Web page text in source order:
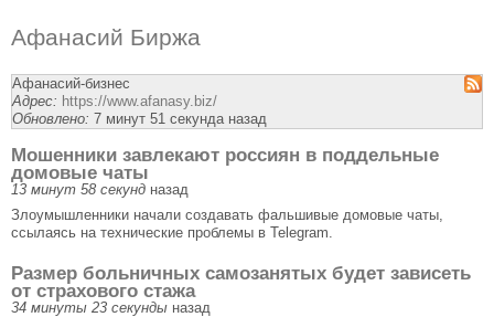
Афанасий Биржа
Афанасий-бизнес
Адрес: https://www.afanasy.biz/
Обновлено: 7 минут 51 секунда назад
Мошенники завлекают россиян в поддельные
домовые чаты
13 минут 58 секунд назад
Злоумышленники начали создавать фальшивые домовые чаты,
ссылаясь на технические проблемы в Telegram.
Размер больничных самозанятых будет зависеть
от страхового стажа
34 минуты 23 секунды назад